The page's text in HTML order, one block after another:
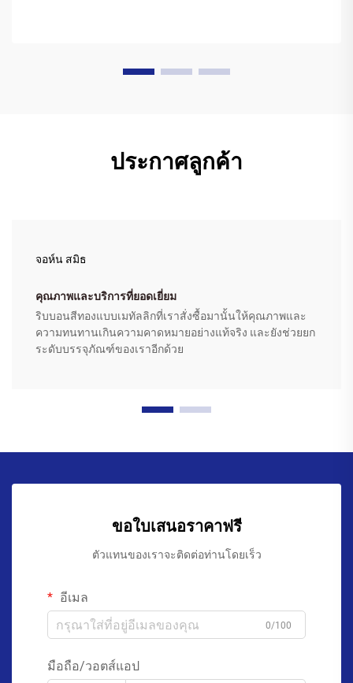
ประกาศลูกค้า
จอห์น สมิธ
คุณภาพและบริการที่ยอดเยี่ยม
ริบบอนสีทองแบบเมทัลลิกที่เราสั่งซื้อมานั้นให้คุณภาพและ
ความทนทานเกินความคาดหมายอย่างแท้จริง และยังช่วยยก
ระดับบรรจุภัณฑ์ของเราอีกด้วย
ขอใบเสนอราคาฟรี
ตัวแทนของเราจะติดต่อท่านโดยเร็ว
อีเมล
0/100
มือถือ/วอตส์แอป